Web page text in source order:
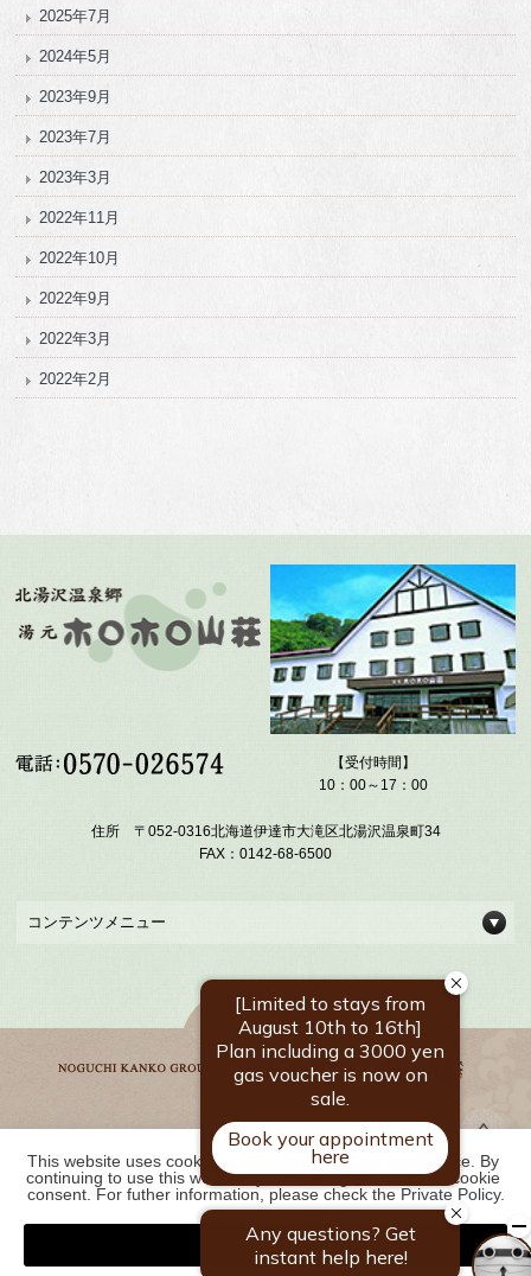
2025年7月
2024年5月
2023年9月
2023年7月
2023年3月
2022年11月
2022年10月
2022年9月
2022年3月
2022年2月
【受付時間】
10：00～17：00
住所 〒052-0316北海道伊達市大滝区北湯沢温泉町34
FAX：0142-68-6500
コンテンツメニュー
野口観光グループ一覧
2026 北湯沢温泉郷 湯元 ホロホロ山荘｜【公式】北海道の温泉宿
野口観光グループ. ALL RIGHTS RESERVED
This website uses cookies to improve your user experience. By
continuing to use this website, you have agreed with our cookie
consent. For futher information, please check the Private Policy.
Agree